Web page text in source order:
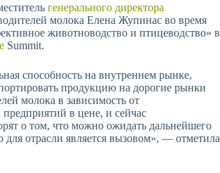
генерального директора
молока Елена Жупинас во время
животноводство и птицеводство» в
Summit.
способность на внутреннем рынке,
продукцию на дорогие рынки
молока в зависимость от
в цене, и сейчас
о том, что можно ожидать дальнейшего
отрасли является вызовом», — отметила